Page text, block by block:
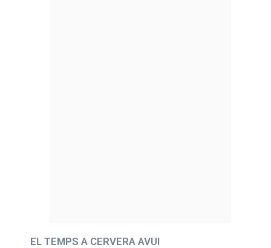
EL TEMPS A CERVERA AVUI